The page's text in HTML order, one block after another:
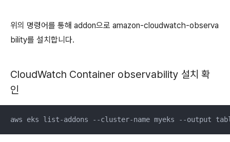
위의 명령어를 통해 addon으로 amazon-cloudwatch-observa
bility를 설치합니다.
CloudWatch Container observability 설치 확
인
aws eks list-addons --cluster-name myeks --output